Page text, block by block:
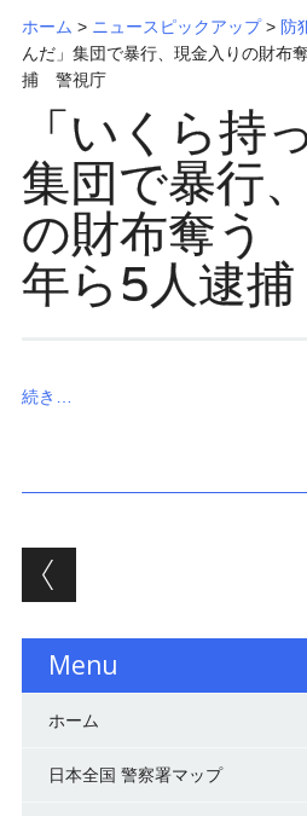
ホーム > ニュースピックアップ> 防
んだ」集団で暴行、現金入りの財
捕 警視庁
「いくら持
集団で暴行
の財布奪う
年ら5人逮
続き…
投稿ナビゲー
Menu
ホーム
日本全国 警察署マップ